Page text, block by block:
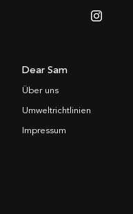
Dear Sam
Über uns
Umweltrichtlinien
Impressum